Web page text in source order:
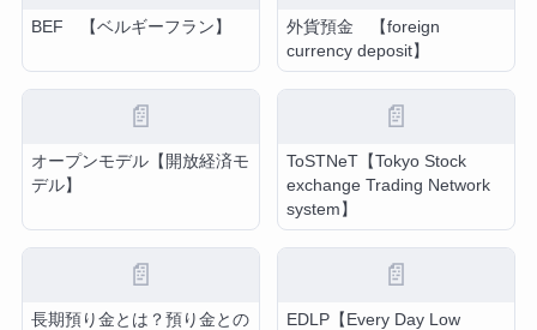
BEF 【ベルギーフラン】
外貨預金 【foreign
currency deposit】
📄
オープンモデル【開放経済モ
デル】
📄
ToSTNeT【Tokyo Stock
exchange Trading Network
system】
📄
長期預り金とは？預り金との
📄
EDLP【Every Day Low